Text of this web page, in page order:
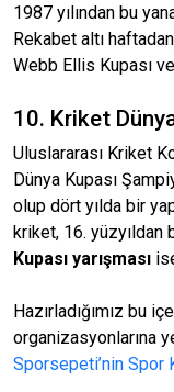
1987 yılından bu
Rekabet altı
Webb Ellis Kupası
10. Kriket
Uluslararası Kriket
Dünya Kupası
olup dört yılda bir
kriket, 16. yüzyıldan
Kupası yarışması
Hazırladığımız bu
organizasyonlarına
Sporsepeti’nin Spor